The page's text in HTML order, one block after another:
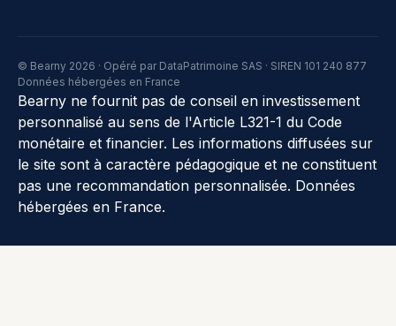
© Bearny 2026 · Opéré par DataPatrimoine SAS · SIREN 101 240 877
Données hébergées en France
Bearny ne fournit pas de conseil en investissement
personnalisé au sens de l'Article L321-1 du Code
monétaire et financier. Les informations diffusées sur
le site sont à caractère pédagogique et ne constituent
pas une recommandation personnalisée. Données
hébergées en France.